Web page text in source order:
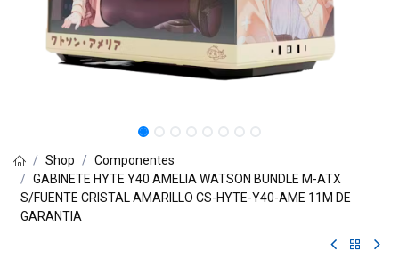
Shop
Componentes
GABINETE HYTE Y40 AMELIA WATSON BUNDLE M-ATX
S/FUENTE CRISTAL AMARILLO CS-HYTE-Y40-AME 11M DE
GARANTIA